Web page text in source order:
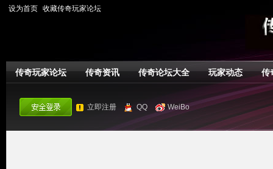
设为首页 收藏传奇玩家论坛
传奇玩家论坛 传奇资讯 传奇论坛大全 玩家动态 传
立即注册 QQ WeiBo